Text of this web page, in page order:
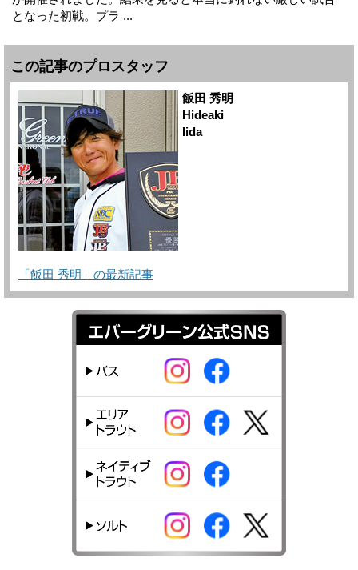
となった初戦。プラ ...
この記事のプロスタッフ
飯田 秀明
Hideaki
Iida
「飯田 秀明」の最新記事